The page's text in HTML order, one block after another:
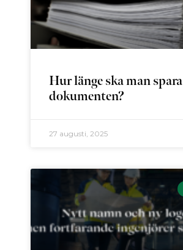
Hur länge ska man spara
dokumenten?
27 augusti, 2025